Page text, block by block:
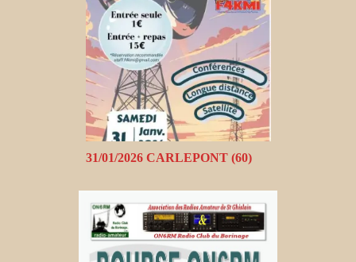
31/01/2026 CARLEPONT (60)